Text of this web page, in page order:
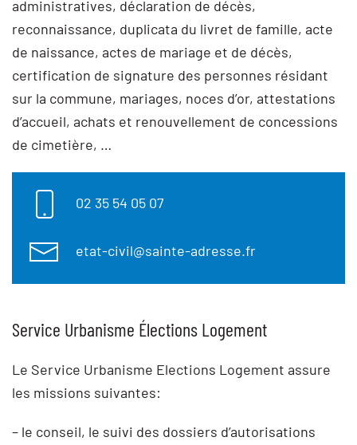
administratives, déclaration de décès,
reconnaissance, duplicata du livret de famille, acte
de naissance, actes de mariage et de décès,
certification de signature des personnes résidant
sur la commune, mariages, noces d’or, attestations
d’accueil, achats et renouvellement de concessions
de cimetière, …
02 35 54 05 07
etat-civil@sainte-adresse.fr
Service Urbanisme Élections Logement
Le Service Urbanisme Elections Logement assure
les missions suivantes:
– le conseil, le suivi des dossiers d’autorisations